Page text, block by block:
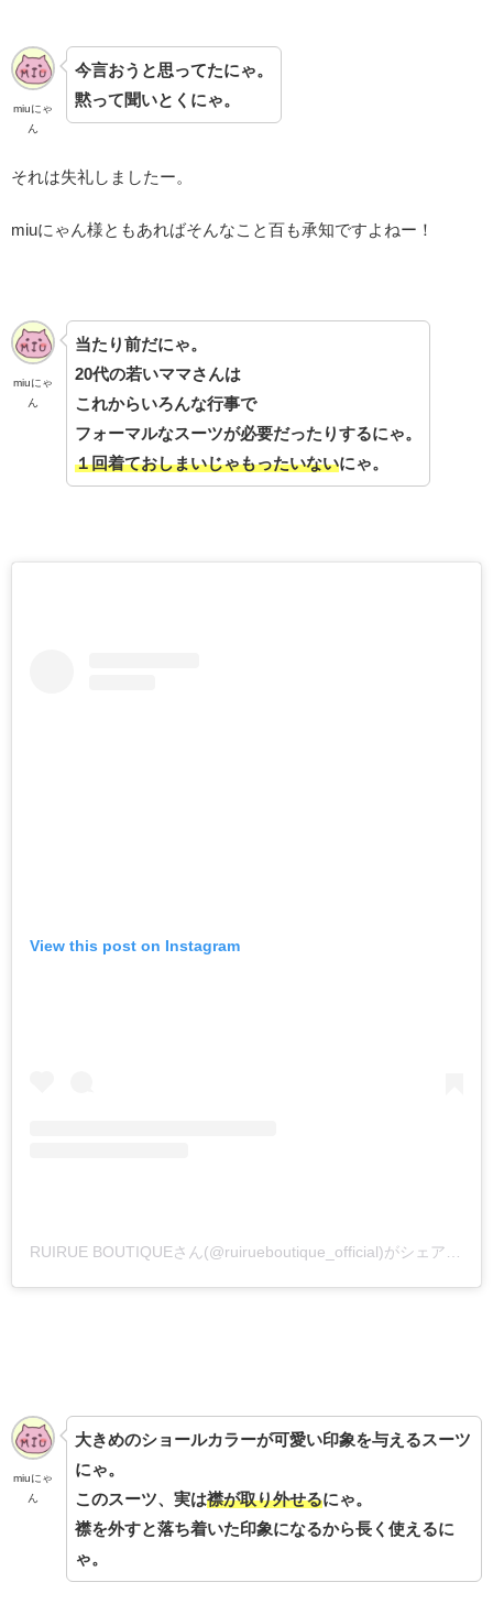
miuにゃ
ん
今言おうと思ってたにゃ。
黙って聞いとくにゃ。
それは失礼しましたー。
miuにゃん様ともあればそんなこと百も承知ですよねー！
miuにゃ
ん
当たり前だにゃ。
20代の若いママさんは
これからいろんな行事で
フォーマルなスーツが必要だったりするにゃ。
１回着ておしまいじゃもったいないにゃ。
View this post on Instagram
miuにゃ
ん
大きめのショールカラーが可愛い印象を与えるスーツ
にゃ。
このスーツ、実は襟が取り外せるにゃ。
襟を外すと落ち着いた印象になるから長く使えるに
ゃ。